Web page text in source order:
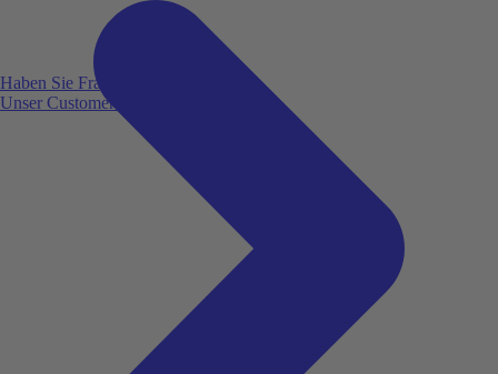
Haben Sie Fragen?
Unser Customer Service ist für Sie da!